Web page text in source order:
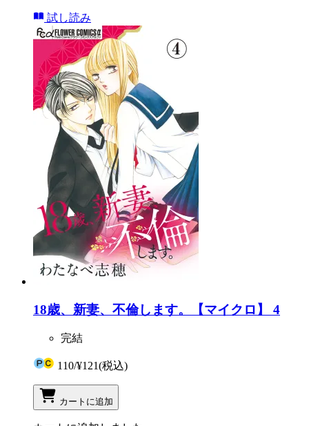
試し読み
18歳、新妻、不倫します。【マイクロ】 4
完結
110/¥121(税込)
カートに追加